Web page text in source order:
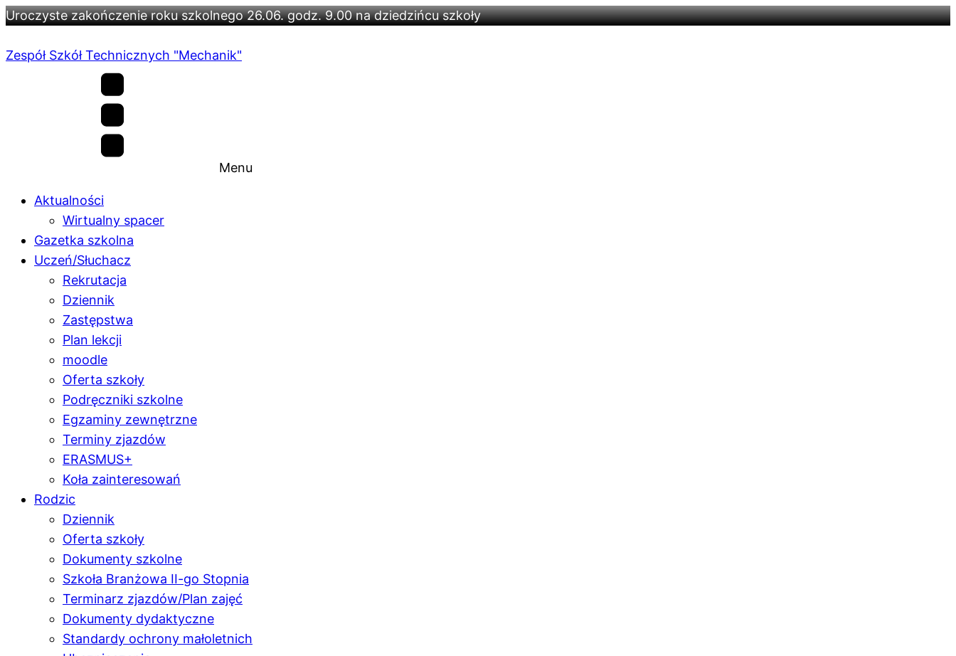
Uroczyste zakończenie roku szkolnego 26.06. godz. 9.00 na dziedzińcu szkoły
Zespół Szkół Technicznych "Mechanik"
Menu
Aktualności
Wirtualny spacer
Gazetka szkolna
Uczeń/Słuchacz
Rekrutacja
Dziennik
Zastępstwa
Plan lekcji
moodle
Oferta szkoły
Podręczniki szkolne
Egzaminy zewnętrzne
Terminy zjazdów
ERASMUS+
Koła zainteresowań
Rodzic
Dziennik
Oferta szkoły
Dokumenty szkolne
Szkoła Branżowa II-go Stopnia
Terminarz zjazdów/Plan zajęć
Dokumenty dydaktyczne
Standardy ochrony małoletnich